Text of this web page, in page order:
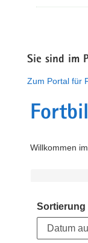
Sie sind im
Zum Portal für
Willkommen
Sortierung